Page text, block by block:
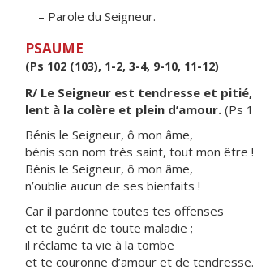
– Parole du Seigneur.
PSAUME
(Ps 102 (103), 1-2, 3-4, 9-10, 11-12)
R/ Le Seigneur est tendresse et pitié,
lent à la colère et plein d’amour. (Ps
Bénis le Seigneur, ô mon âme,
bénis son nom très saint, tout mon être !
Bénis le Seigneur, ô mon âme,
n’oublie aucun de ses bienfaits !
Car il pardonne toutes tes offenses
et te guérit de toute maladie ;
il réclame ta vie à la tombe
et te couronne d’amour et de tendresse.